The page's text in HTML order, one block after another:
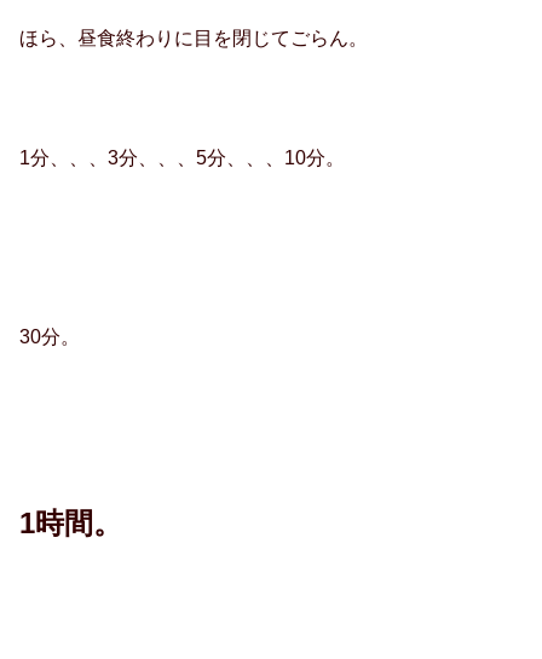
ほら、昼食終わりに目を閉じてごらん。
1分、、、3分、、、5分、、、10分。
30分。
1時間。